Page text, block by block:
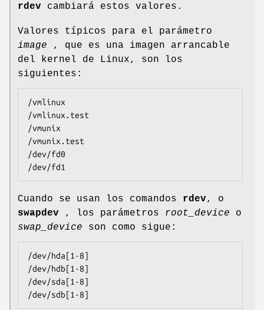
rdev cambiará estos valores.
Valores típicos para el parámetro
image , que es una imagen arrancable
del kernel de Linux, son los
siguientes:
/vmlinux
/vmlinux.test
/vmunix
/vmunix.test
/dev/fd0
/dev/fd1
Cuando se usan los comandos rdev, o
swapdev , los parámetros root_device o
swap_device son como sigue:
/dev/hda[1-8]
/dev/hdb[1-8]
/dev/sda[1-8]
/dev/sdb[1-8]